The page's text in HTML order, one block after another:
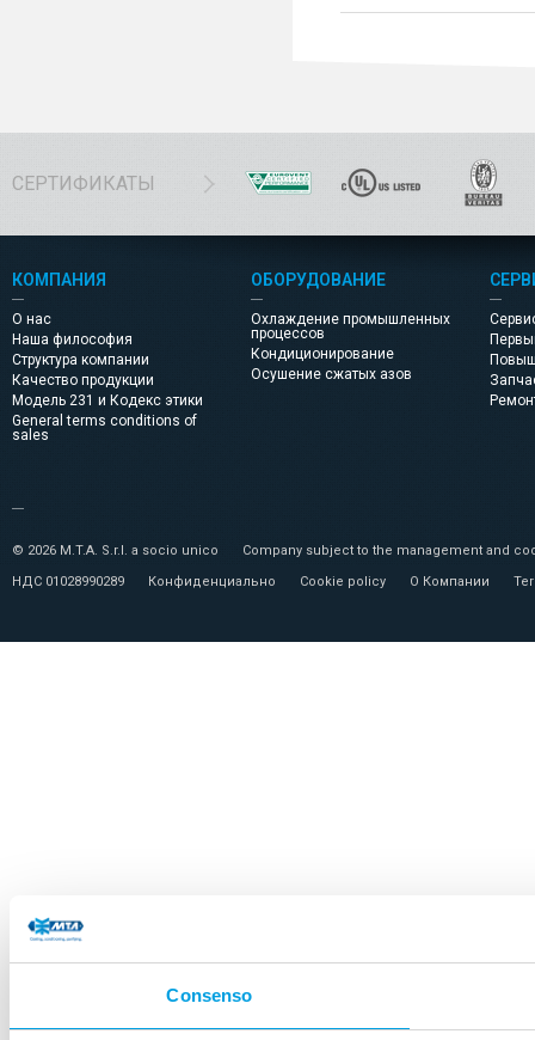
Consenso
СЕРТИФИКАТЫ
КОМПАНИЯ
О нас
Наша философия
Структура компании
Качество продукции
Модель 231 и Кодекс этики
General terms conditions of
sales
ОБОРУДОВАНИЕ
Охлаждение промышленных
процессов
Кондиционирование
Осушение сжатых азов
© 2026 M.T.A. S.r.l. a socio unico
Company subject to the management and
НДС 01028990289
Конфиденциально Cookie policy О Компании